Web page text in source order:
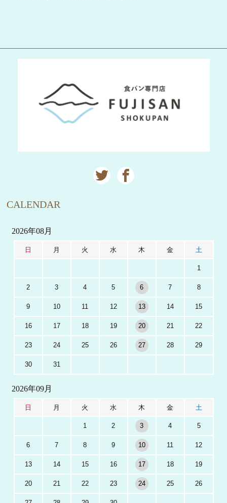
CALENDAR
2026年08月
日 月 火 水 木 金 土
1
2 3 4 5 6 7 8
9 10 11 12 13 14 15
16 17 18 19 20 21 22
23 24 25 26 27 28 29
30 31
2026年09月
日 月 火 水 木 金 土
1 2 3 4 5
6 7 8 9 10 11 12
13 14 15 16 17 18 19
20 21 22 23 24 25 26